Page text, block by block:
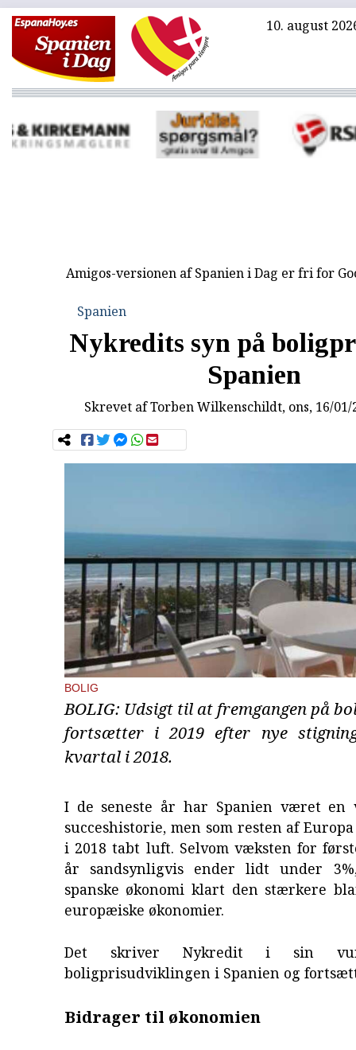
10. august
Amigos-versionen af Spanien i Dag er fri for
Spanien
Nykredits syn på
Spanien
Skrevet afTorben Wilkenschildt, ons, 16/
BOLIG
BOLIG: Udsigt til at fremgangen på
fortsætter i 2019 efter nye
kvartal i 2018.
I de seneste år har Spanien været en
succeshistorie, men som resten af
i 2018 tabt luft. Selvom væksten for
år sandsynligvis ender lidt under
spanske økonomi klart den stærkere
europæiske økonomier.
Det skriver Nykredit i sin
boligprisudviklingen i Spanien og
Bidrager til økonomien